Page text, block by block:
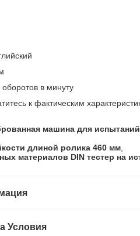
оборотов в минуту
к фактическим
машина для
длиной ролика 460 мм
материалов DIN тестер на
Условия